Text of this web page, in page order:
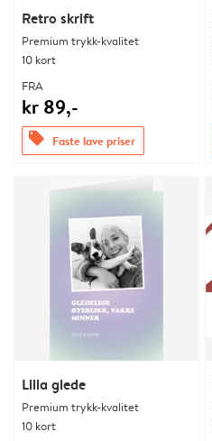
Retro skrift
Premium trykk-kvalitet
10 kort
FRA
kr 89,-
offers Faste lave priser
Lilla glede
Premium trykk-kvalitet
10 kort